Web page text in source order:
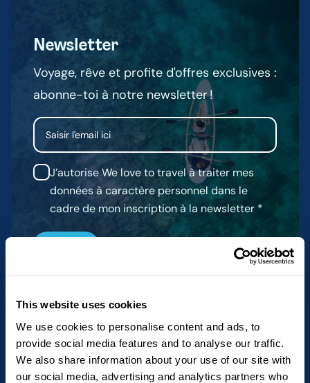
This website uses cookies
We use cookies to personalise content and ads, to
provide social media features and to analyse our traffic.
We also share information about your use of our site with
our social media, advertising and analytics partners who
Newsletter
Voyage, rêve et profite d'offres exclusives :
abonne-toi à notre newsletter !
Email
J’autorise We love to travel à traiter mes
données à caractère personnel dans le
cadre de mon inscription à la newsletter
Destinations phares